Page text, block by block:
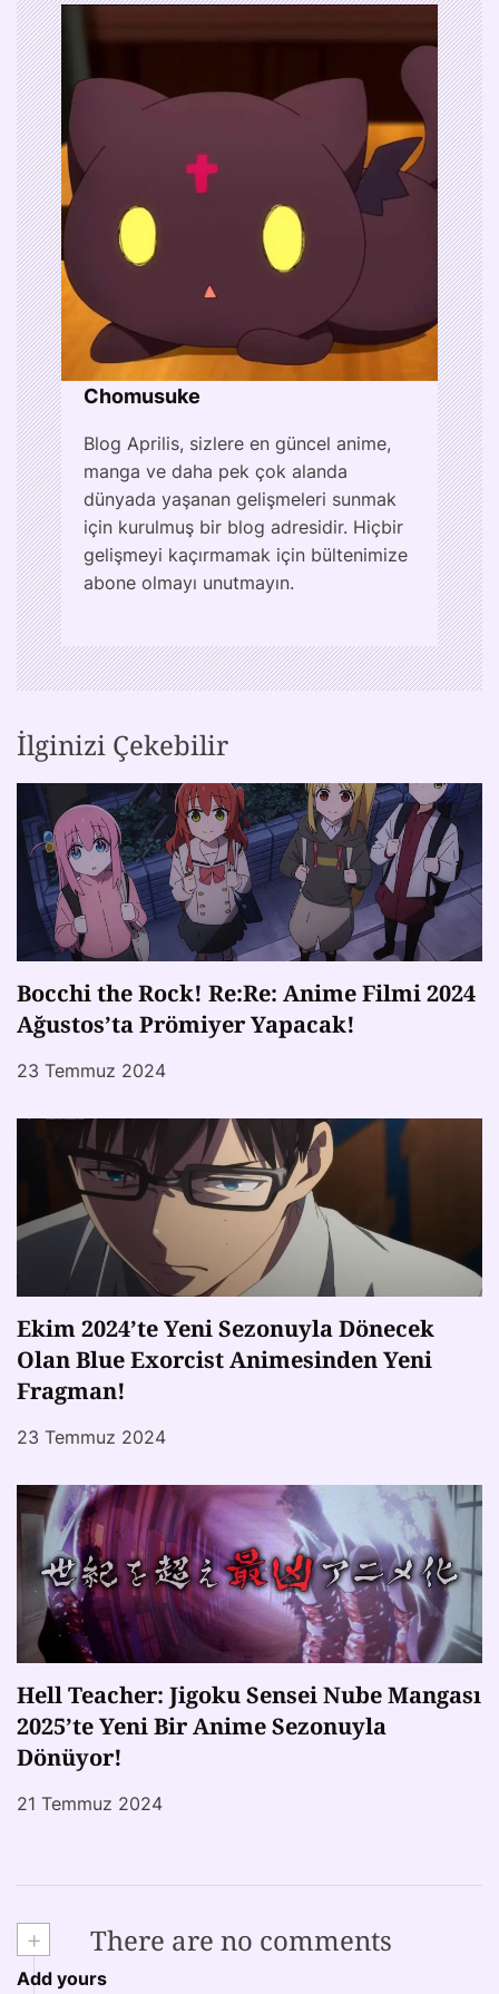
Chomusuke
Blog Aprilis, sizlere en güncel anime,
manga ve daha pek çok alanda
dünyada yaşanan gelişmeleri sunmak
için kurulmuş bir blog adresidir. Hiçbir
gelişmeyi kaçırmamak için bültenimize
abone olmayı unutmayın.
İlginizi Çekebilir
Bocchi the Rock! Re:Re: Anime Filmi 2024
Ağustos’ta Prömiyer Yapacak!
23 Temmuz 2024
Ekim 2024’te Yeni Sezonuyla Dönecek
Olan Blue Exorcist Animesinden Yeni
Fragman!
23 Temmuz 2024
Hell Teacher: Jigoku Sensei Nube Mangası
2025’te Yeni Bir Anime Sezonuyla
Dönüyor!
21 Temmuz 2024
+ There are no comments
Add yours